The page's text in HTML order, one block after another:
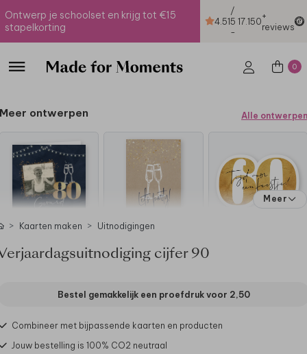
Ontwerp je schoolset en krijg tot €15
stapelkorting
4.51
/
5
-
17.150+
reviews
0
Meer ontwerpen Alle ontwerpen
Meer
Kaarten maken Uitnodigingen
cijfer 90
Bestel gemakkelijk een proefdruk voor 2,50
Combineer met bijpassende kaarten en producten
Jouw bestelling is 100% CO2 neutraal